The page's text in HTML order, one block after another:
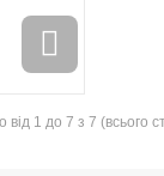
від 1 до 7 з 7 (всього